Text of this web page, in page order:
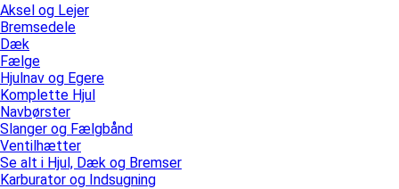
Aksel og Lejer
Bremsedele
Dæk
Fælge
Hjulnav og Egere
Komplette Hjul
Navbørster
Slanger og Fælgbånd
Ventilhætter
Se alt i Hjul, Dæk og Bremser
Karburator og Indsugning